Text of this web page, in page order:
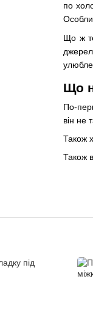
по
Що ж
Що
По-
він не
Також
Також